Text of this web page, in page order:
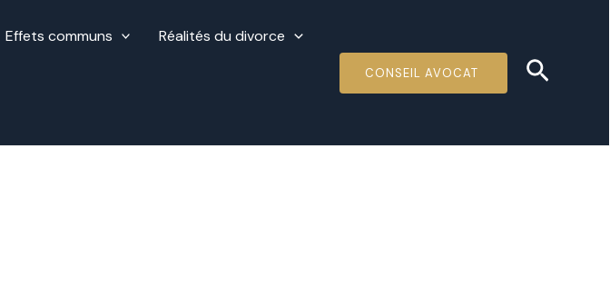
Effets communs Réalités du divorce
CONSEIL AVOCAT